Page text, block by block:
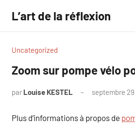
contenu
L’art de la réflexion
Uncategorized
Zoom sur pompe vélo
par Louise KESTEL septembre
Plus d’informations à propos de